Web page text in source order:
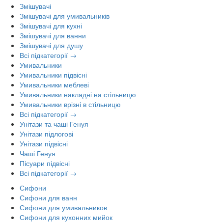
Змішувачі
Змішувачі для умивальників
Змішувачі для кухні
Змішувачі для ванни
Змішувачі для душу
Всі підкатегорії →
Умивальники
Умивальники підвісні
Умивальники меблеві
Умивальники накладні на стільницю
Умивальники врізні в стільницю
Всі підкатегорії →
Унітази та чаші Генуя
Унітази підлогові
Унітази підвісні
Чаші Генуя
Пісуари підвісні
Всі підкатегорії →
Сифони
Сифони для ванн
Сифони для умивальников
Сифони для кухонних мийок